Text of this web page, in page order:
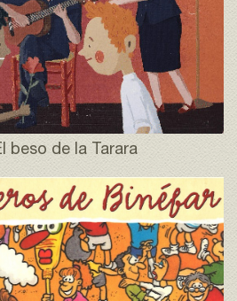
beso de la Tarara